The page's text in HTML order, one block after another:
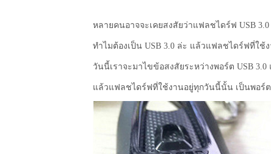
หลายคนอาจจะเคยสงสัยว่าแฟลชไดร์ฟ USB 3.0
ทำไมต้องเป็น USB 3.0 ล่ะ แล้วแฟลชไดร์ฟที่ใช้
วันนี้เราจะมาไขข้อสงสัยระหว่างพอร์ต USB
แล้วแฟลชไดร์ฟที่ใช้งานอยู่ทุกวันนี้นั้น เป็นพอร์ต